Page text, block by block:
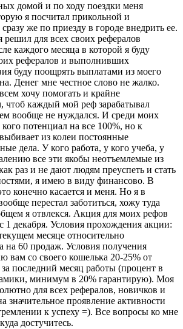
домой и по ходу поездки меня
я посчитал прикольной и
же по приезду в городе внедрить ее.
для всех своих рефералов
каждого месяца в которой я буду
рефералов и выполнивших
буду поощрять выплатами из моего
Денег мне честное слово не жалко.
хочу помогать и крайне
чтоб каждый мой реф зарабатывал
вообще не нуждался. И среди моих
кого потенциал на все 100%, но к
из колеи постоянные
дела. У кого работа, у кого учеба, у
все эти якобы неотъемлемые из
раз и не дают людям преуспеть и стать
я имею в виду финансово. В
конечно касается и меня. Но я в
перестал заботиться, хожу туда
я отвлекся. Акция для моих рефов
1 декабря. Условия прохождения акции:
месяце относительно
на 60 продаж. Условия получения
вам со своего кошелька 20-25% от
последний месяц работы (процент в
минимум в 20% гарантирую). Моя
для всех рефералов, новичков и
значительное проявление активности
к успеху =). Все вопросы ко мне
достучитесь.